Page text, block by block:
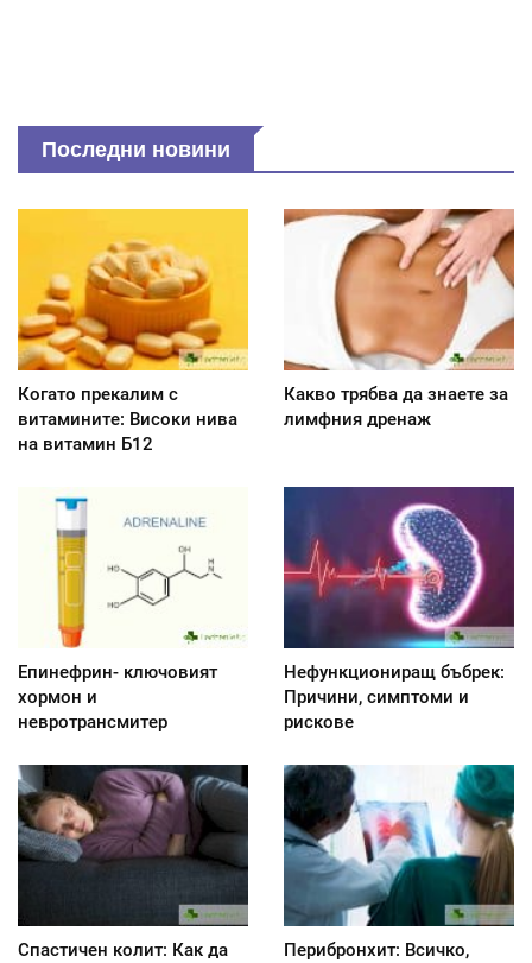
Последни новини
Когато прекалим с
витамините: Високи нива
на витамин Б12
Какво трябва да знаете за
лимфния дренаж
Епинефрин- ключовият
хормон и
невротрансмитер
Нефункциониращ бъбрек:
Причини, симптоми и
рискове
Спастичен колит: Как да Перибронхит: Всичко,